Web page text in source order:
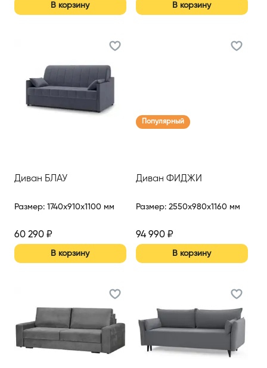
В корзину В корзину
Диван БЛАУ
Размер: 1740x910x1100 мм
60 290 ₽
В корзину
Популярный
Диван ФИДЖИ
Размер: 2550x980x1160 мм
94 990₽
В корзину